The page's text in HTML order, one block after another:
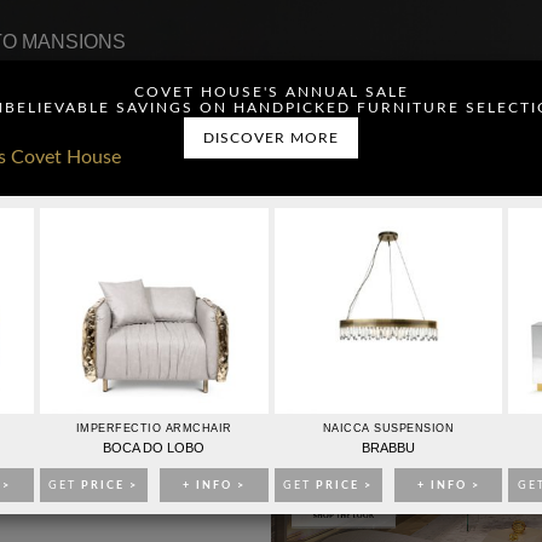
COVET HOUSE'S ANNUAL SALE
SAVINGS ON HANDPICKED FURNITURE
DISCOVER MORE
IMPERFECTIO ARMCHAIR
BOCA DO LOBO
GET PRICE > + INFO >
NAICCA SUSPENSION
BRABBU
GET PRICE > + INFO >
MANSIONS
PUBLICIDAD